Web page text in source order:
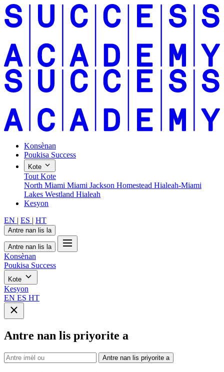
Konsènan
Poukisa Success
Kote
Tout Kote
North Miami Miami Jackson Homestead Hialeah-Miami
Lakes Westland Hialeah
Kesyon
EN | ES | HT
Antre nan lis la
Antre nan lis la
Konsènan
Poukisa Success
Kote
Kesyon
EN ES HT
Antre nan lis priyorite a
Antre nan lis priyorite a